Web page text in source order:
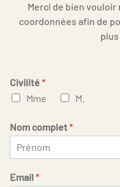
Merci de bien
coordonnées afin de
Civilité*
Mme
M.
Nom complet*
Email*